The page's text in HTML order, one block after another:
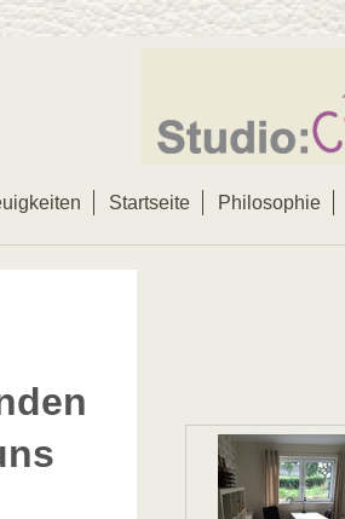
Startseite Philosophie